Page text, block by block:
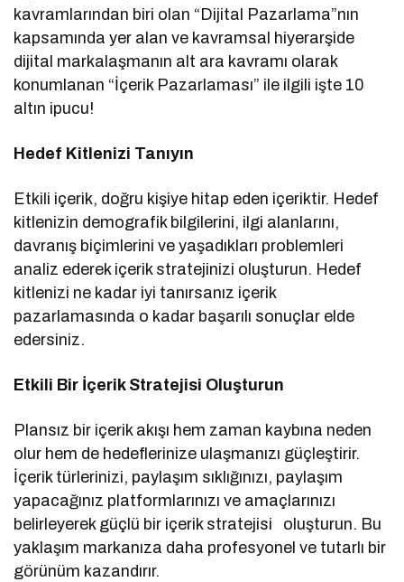
kavramlarından biri olan “Dijital Pazarlama”nın
kapsamında yer alan ve kavramsal hiyerarşide
dijital markalaşmanın alt ara kavramı olarak
konumlanan “İçerik Pazarlaması” ile ilgili işte 10
altın ipucu!
Hedef Kitlenizi Tanıyın
Etkili içerik, doğru kişiye hitap eden içeriktir. Hedef
kitlenizin demografik bilgilerini, ilgi alanlarını,
davranış biçimlerini ve yaşadıkları problemleri
analiz ederek içerik stratejinizi oluşturun. Hedef
kitlenizi ne kadar iyi tanırsanız içerik
pazarlamasında o kadar başarılı sonuçlar elde
edersiniz.
Etkili Bir İçerik Stratejisi Oluşturun
Plansız bir içerik akışı hem zaman kaybına neden
olur hem de hedeflerinize ulaşmanızı güçleştirir.
İçerik türlerinizi, paylaşım sıklığınızı, paylaşım
yapacağınız platformlarınızı ve amaçlarınızı
belirleyerek güçlü bir içerik stratejisi oluşturun. Bu
yaklaşım markanıza daha profesyonel ve tutarlı bir
görünüm kazandırır.